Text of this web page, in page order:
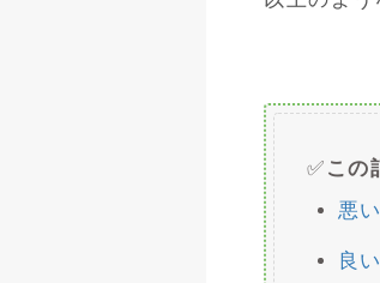
✅ この
悪
良